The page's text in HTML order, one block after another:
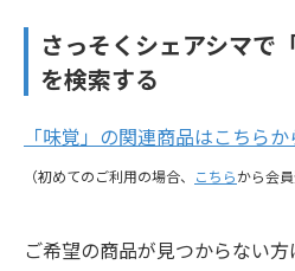
さっそくシェアシマで
を検索する
「味覚」の関連商品はこちら
（初めてのご利用の場合、 こちら から会
ご希望の商品が見つからない